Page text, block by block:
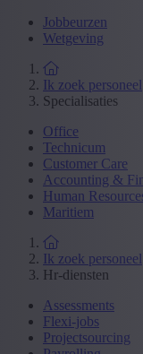
Jobbeurzen
Wetgeving
Ik zoek personeel
Specialisaties
Office
Technicum
Customer Care
Accounting &
Human
Maritiem
Ik zoek personeel
Hr-diensten
Assessments
Flexi-jobs
Projectsourcing